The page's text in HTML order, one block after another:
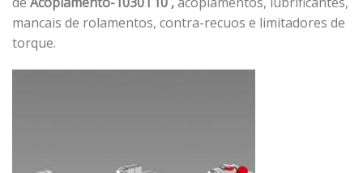
mancais de rolamentos, contra-recuos e limitadores de
torque.